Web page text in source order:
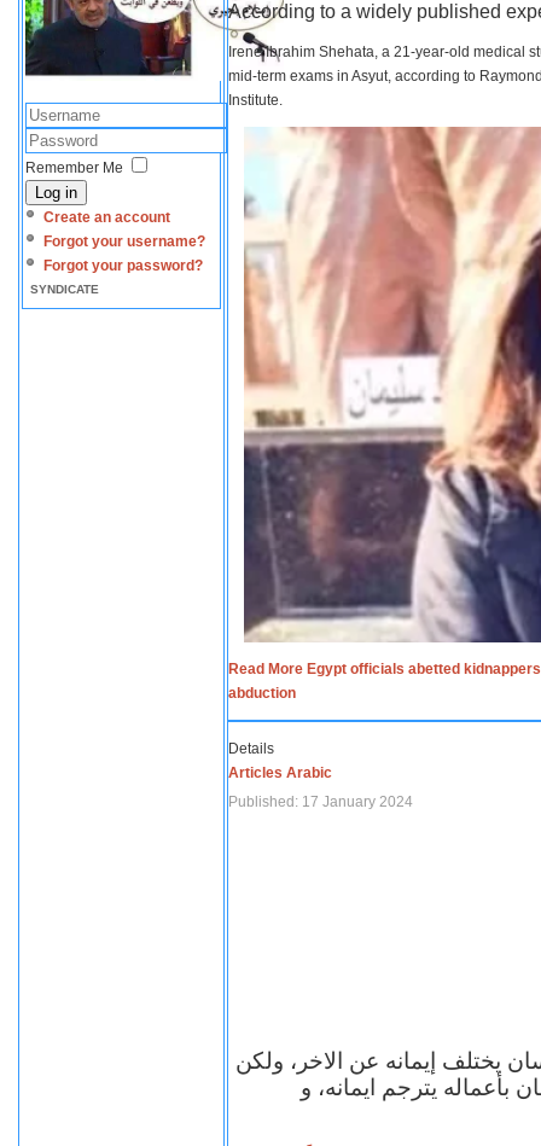
Remember Me
Log in
Create an account
Forgot your username?
Forgot your password?
SYNDICATE
According to a widely published
Irene Ibrahim Shehata, a 21-year-old medical
mid-term exams in Asyut, according to
Institute.
Read More Egypt officials abetted
abduction
Details
Articles Arabic
Published: 17 January 2024
يختلف إيمانه عن الاخر، ولكن
بأعماله يترجم ايمانه، و